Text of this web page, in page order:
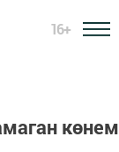
16+